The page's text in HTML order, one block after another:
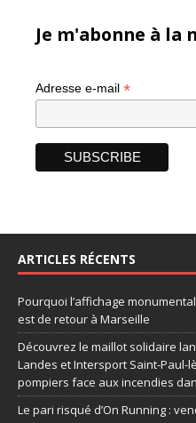
Je m'abonne à
Adresse e-mail *
ARTICLES RÉCENTS
Pourquoi l’affichage
est de retour à Marseille
Découvrez le maillot solidaire
Landes et Intersport Saint-
pompiers face aux incendies
Le pari risqué d’On Running :